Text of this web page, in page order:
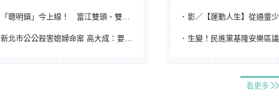
「聰明鎮」今上線！ 富江雙頭、雙一、人頭氣球全登場
新北市公公殺害媳婦命案 高大成：要害殺多刀顯示怨恨深
影／【運動人生】從通靈少女到無任所大使 劉柏君
生變！民進黨基隆安樂區議員提名人黃永翔突
看更多